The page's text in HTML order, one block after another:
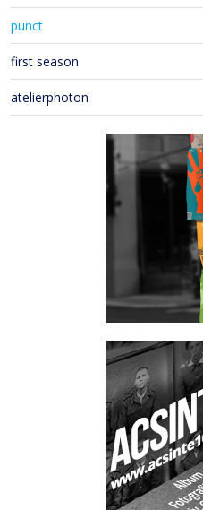
punct
first season
atelierphoton